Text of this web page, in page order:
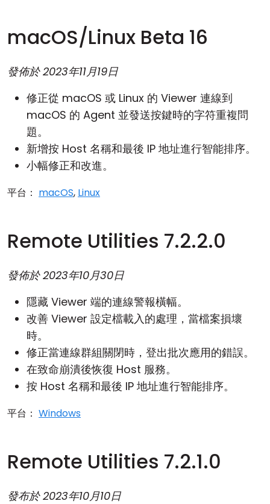
macOS/Linux Beta 16
發佈於2023年11月19日
修正從 macOS 或 Linux 的 Viewer 連線到
macOS 的 Agent 並發送按鍵時的字符重複問
題。
新增按 Host 名稱和最後 IP 地址進行智能排序。
小幅修正和改進。
平台： macOS, Linux
Remote Utilities 7.2.2.0
發佈於2023年10月30日
隱藏 Viewer 端的連線警報橫幅。
改善 Viewer 設定檔載入的處理，當檔案損壞
時。
修正當連線群組關閉時，登出批次應用的錯誤。
在致命崩潰後恢復 Host 服務。
按 Host 名稱和最後 IP 地址進行智能排序。
平台： Windows
Remote Utilities 7.2.1.0
發布於2023年10月10日